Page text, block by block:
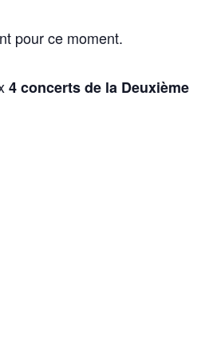
pource moment.
4 concerts de la Deuxième